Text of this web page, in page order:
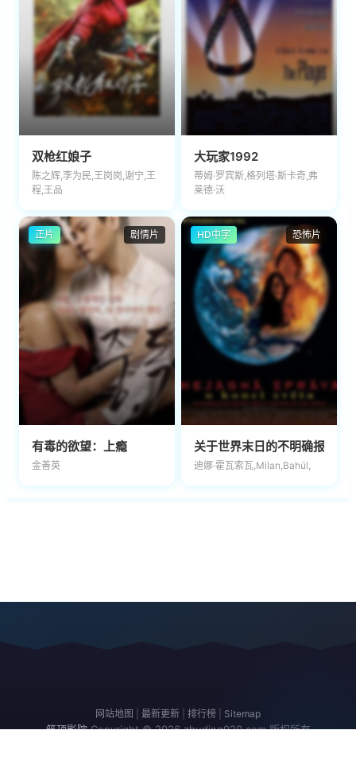
双枪红娘子
陈之辉,李为民,王岗岗,谢宁,王
程,王品
大玩家1992
蒂姆·罗宾斯,格列塔·斯卡奇,弗
莱德·沃
剧情片
正片
有毒的欲望：上瘾
金善英
恐怖片
HD中字
关于世界末日的不明确报告
迪娜·霍瓦索瓦,Milan,Bahúl,
网站地图 最新更新 排行榜 Sitemap
筑顶影院 Copyright © 2026 zhuding020.com 版权所有